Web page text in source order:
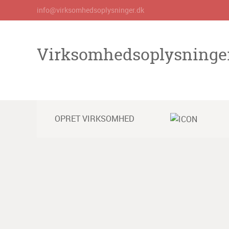
info@virksomhedsoplysninger.dk
OPRET VIRKSOMHED